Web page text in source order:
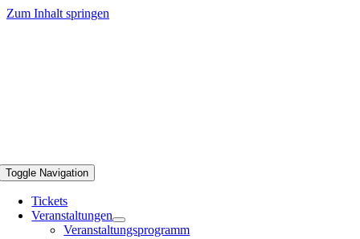
Zum Inhalt springen
Toggle Navigation
Tickets
Veranstaltungen
Veranstaltungsprogramm